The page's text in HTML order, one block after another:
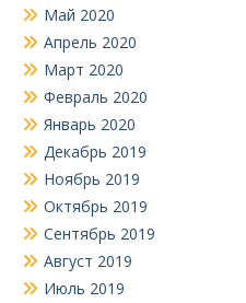
Май 2020
Апрель 2020
Март 2020
Февраль 2020
Январь 2020
Декабрь 2019
Ноябрь 2019
Октябрь 2019
Сентябрь 2019
Август 2019
Июль 2019